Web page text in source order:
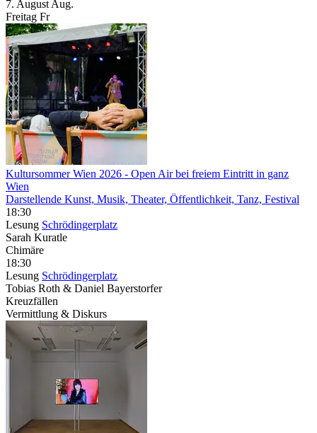
7. August Aug.
Freitag Fr
Kultursommer Wien 2026 - Open Air bei freiem Eintritt in ganz
Wien
Darstellende Kunst, Musik, Theater, Öffentlichkeit, Tanz, Festival
18:30
Lesung Schrödingerplatz
Sarah Kuratle
Chimäre
18:30
Lesung Schrödingerplatz
Tobias Roth & Daniel Bayerstorfer
Kreuzfällen
Vermittlung & Diskurs